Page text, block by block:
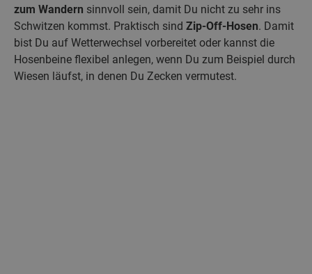
zum Wandern sinnvoll sein, damit Du nicht zu sehr ins
Schwitzen kommst. Praktisch sind Zip-Off-Hosen. Damit
bist Du auf Wetterwechsel vorbereitet oder kannst die
Hosenbeine flexibel anlegen, wenn Du zum Beispiel durch
Wiesen läufst, in denen Du Zecken vermutest.